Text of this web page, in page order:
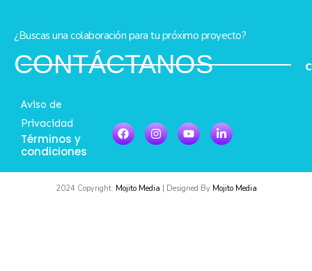
¿Buscas una colaboración para tu próximo proyecto?
CONTÁCTANOS
Aviso de
Privacidad
Términos y
condiciones
2024 Copyright: Mojito Media | Designed By Mojito Media